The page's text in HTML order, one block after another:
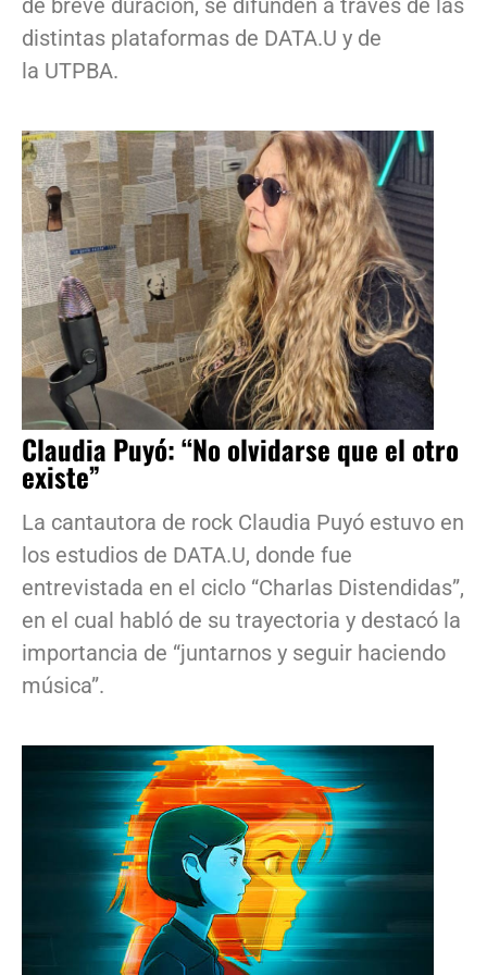
de breve duración, se difunden a través de las
distintas plataformas de DATA.U y de
la UTPBA.
Claudia Puyó: “No olvidarse que el otro
existe”
La cantautora de rock Claudia Puyó estuvo en
los estudios de DATA.U, donde fue
entrevistada en el ciclo “Charlas Distendidas”,
en el cual habló de su trayectoria y destacó la
importancia de “juntarnos y seguir haciendo
música”.